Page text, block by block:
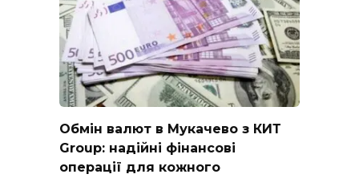
Обмін валют в Мукачево з КИТ
Group: надійні фінансові
операції для кожного